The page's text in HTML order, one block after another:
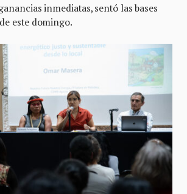
inmediatas, sentó las bases
este domingo.